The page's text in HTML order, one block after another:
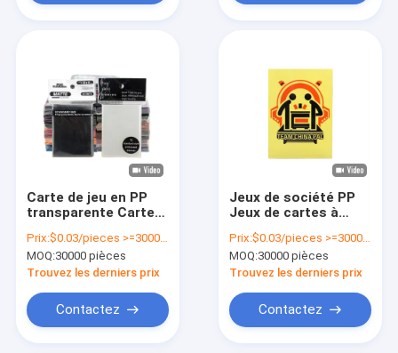
Carte de jeu en PP
transparente Carte
Prix:$0.03/pieces >=30000 pieces
MOQ:30000 pièces
Trouvez les derniers prix
Contactez
Jeux de société PP
Jeux de cartes à
protection Jeux de
cartes
Prix:$0.03/pieces >=30000 pieces
MOQ:30000 pièces
Trouvez les derniers prix
Contactez